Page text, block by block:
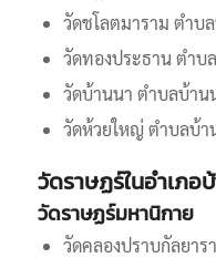
วัดชโลตมาราม ตำบ
วัดทองประธาน ตำบ
วัดบ้านนา ตำบลบ้าน
วัดห้วยใหญ่ ตำบลบ้า
วัดราษฏร์ในอำเภอ
วัดราษฏร์มหานิกาย
วัดคลองปราบกัลยา